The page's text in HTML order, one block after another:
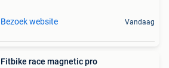
Bezoek website Vandaag
Fitbike race magnetic pro